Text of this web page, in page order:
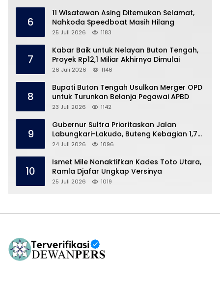
6
11 Wisatawan Asing Ditemukan Selamat,
Nahkoda Speedboat Masih Hilang
25 Juli 2026 1183
7
Kabar Baik untuk Nelayan Buton Tengah,
Proyek Rp12,1 Miliar Akhirnya Dimulai
26 Juli 2026 1146
8
Bupati Buton Tengah Usulkan Merger OPD
untuk Turunkan Belanja Pegawai APBD
23 Juli 2026 1142
9
Gubernur Sultra Prioritaskan Jalan
Labungkari-Lakudo, Buteng Kebagian 1,7
Km
24 Juli 2026 1096
10
Ismet Mile Nonaktifkan Kades Toto Utara,
Ramla Djafar Ungkap Versinya
25 Juli 2026 1019